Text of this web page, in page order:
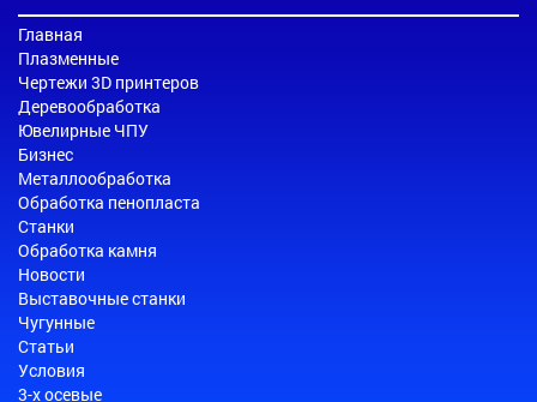
Главная
Плазменные
Чертежи 3D принтеров
Деревообработка
Ювелирные ЧПУ
Бизнес
Металлообработка
Обработка пенопласта
Станки
Обработка камня
Новости
Выставочные станки
Чугунные
Статьи
Условия
3-х осевые